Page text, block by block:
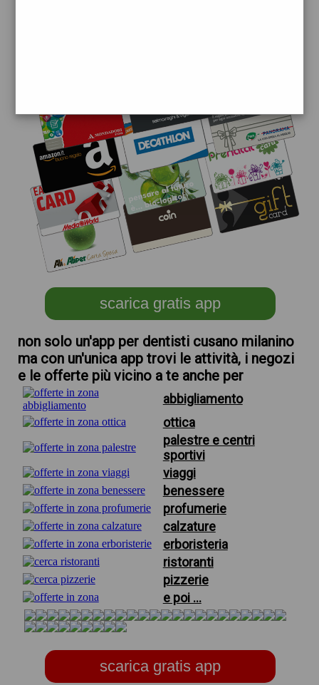
scarica gratis app
non solo un'app per dentisti cusano milanino
ma con un'unica app trovi le attività, i negozi
e le offerte più vicino a te anche per
abbigliamento
ottica
palestre e centri
sportivi
viaggi
benessere
profumerie
calzature
erboristeria
ristoranti
pizzerie
e poi ...
scarica gratis app